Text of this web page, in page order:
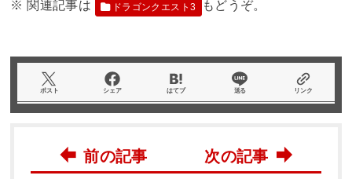
ドラゴンクエスト3
ポスト シェア はてブ 送る リンク